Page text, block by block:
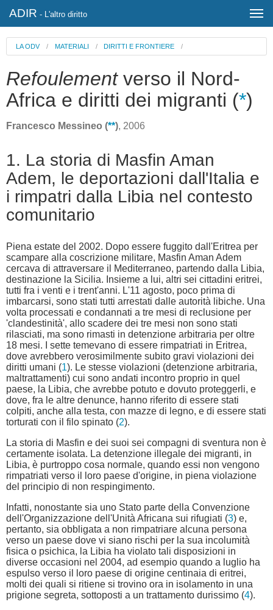
ADIR - L'altro diritto
LA ODV/ MATERIALI /DIRITTI E FRONTIERE /
Refoulementverso il Nord-
Africa e diritti dei migranti (*)
Francesco Messineo (**), 2006
1. La storia di Masfin Aman
Adem, le deportazioni dall'Italia e
i rimpatri dalla Libia nel contesto
comunitario
Piena estate del 2002. Dopo essere fuggito dall'Eritrea per
scampare alla coscrizione militare, Masfin Aman Adem
cercava di attraversare il Mediterraneo, partendo dalla Libia,
destinazione la Sicilia. Insieme a lui, altri sei cittadini eritrei,
tutti fra i venti e i trent'anni. L'11 agosto, poco prima di
imbarcarsi, sono stati tutti arrestati dalle autorità libiche. Una
volta processati e condannati a tre mesi di reclusione per
'clandestinità', allo scadere dei tre mesi non sono stati
rilasciati, ma sono rimasti in detenzione arbitraria per oltre
18 mesi. I sette temevano di essere rimpatriati in Eritrea,
dove avrebbero verosimilmente subito gravi violazioni dei
diritti umani (1). Le stesse violazioni (detenzione arbitraria,
maltrattamenti) cui sono andati incontro proprio in quel
paese, la Libia, che avrebbe potuto e dovuto proteggerli, e
dove, fra le altre denunce, hanno riferito di essere stati
colpiti, anche alla testa, con mazze di legno, e di essere stati
torturati con il filo spinato (2).
La storia di Masfin e dei suoi sei compagni di sventura non è
certamente isolata. La detenzione illegale dei migranti, in
Libia, è purtroppo cosa normale, quando essi non vengono
rimpatriati verso il loro paese d'origine, in piena violazione
del principio di non respingimento.
Infatti, nonostante sia uno Stato parte della Convenzione
dell'Organizzazione dell'Unità Africana sui rifugiati (3) e,
pertanto, sia obbligata a non rimpatriare alcuna persona
verso un paese dove vi siano rischi per la sua incolumità
fisica o psichica, la Libia ha violato tali disposizioni in
diverse occasioni nel 2004, ad esempio quando a luglio ha
espulso verso il loro paese di origine centinaia di eritrei,
molti dei quali si ritiene si trovino ora in isolamento in una
prigione segreta, sottoposti a un trattamento durissimo (4).